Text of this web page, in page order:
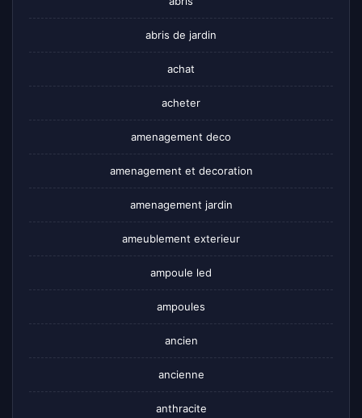
abris de jardin
achat
acheter
amenagement deco
amenagement et decoration
amenagement jardin
ameublement exterieur
ampoule led
ampoules
ancien
ancienne
anthracite